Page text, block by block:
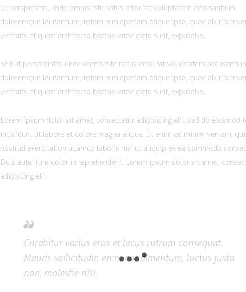
Ut perspiciatis, unde omnis iste natus error sit voluptatem accusantium
doloremque laudantium, totam rem aperiam eaque ipsa, quae ab illo
veritatis et quasi architecto beatae vitae dicta sunt, explicabo.
Sed ut perspiciatis, unde omnis iste natus error sit voluptatem
doloremque laudantium, totam rem aperiam eaque ipsa, quae ab illo
veritatis et quasi architecto beatae vitae dicta sunt, explicabo.
Lorem ipsum dolor sit amet, consectetur adipisicing elit, sed do eiusmod
incididunt ut labore et dolore magna aliqua. Ut enim ad minim veniam,
nostrud exercitation ullamco laboris nisi ut aliquip ex ea commodo
Duis aute irure dolor in reprehenderit. Lorem ipsum dolor sit amet,
adipiscing elit.
Curabitur varius eros et lacus rutrum consequat.
Mauris sollicitudin enim condimentum, luctus justo
non, molestie nisl.